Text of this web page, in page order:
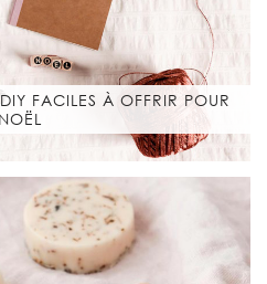
FACILES À OFFRIR POUR
NOËL